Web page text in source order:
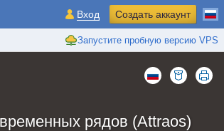
Запустите пробную версию VPS
Вход Создать аккаунт
рядов (Attraos)